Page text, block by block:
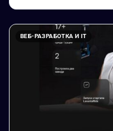
ВЕБ-РАЗРАБОТКА И IT